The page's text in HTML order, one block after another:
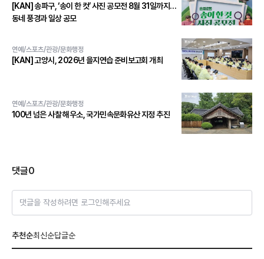
[KAN] 송파구, ‘송이 한 컷’ 사진 공모전 8월 31일까지…
동네 풍경과 일상 공모
연예/스포츠/관광/문화행정
[KAN] 고양시, 2026년 을지연습 준비보고회 개최
연예/스포츠/관광/문화행정
100년 넘은 사찰 해우소, 국가민속문화유산 지정 추진
댓글0
댓글을 작성하려면 로그인해주세요
추천순최신순답글순